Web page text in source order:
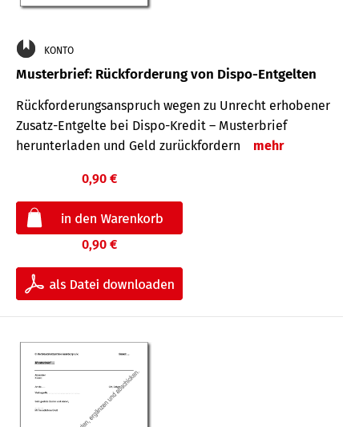
KONTO
Musterbrief: Rückforderung von Dispo-Entgelten
Rückforderungsanspruch wegen zu Unrecht erhobener
Zusatz-Entgelte bei Dispo-Kredit – Musterbrief
herunterladen und Geld zurückfordern
mehr
0,90 €
0,90 €